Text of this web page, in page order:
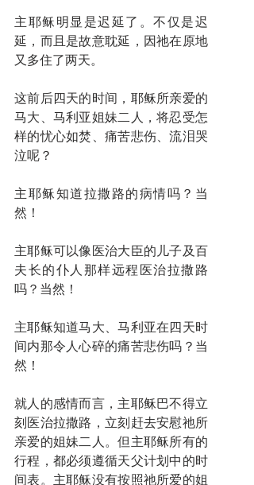
主耶稣明显是迟延了。不仅是迟
延，而且是故意耽延，因祂在原地
又多住了两天。
这前后四天的时间，耶稣所亲爱的
马大、马利亚姐妹二人，将忍受怎
样的忧心如焚、痛苦悲伤、流泪哭
泣呢？
主耶稣知道拉撒路的病情吗？当
然！
主耶稣可以像医治大臣的儿子及百
夫长的仆人那样远程医治拉撒路
吗？当然！
主耶稣知道马大、马利亚在四天时
间内那令人心碎的痛苦悲伤吗？当
然！
就人的感情而言，主耶稣巴不得立
刻医治拉撒路，立刻赶去安慰祂所
亲爱的姐妹二人。但主耶稣所有的
行程，都必须遵循天父计划中的时
间表。主耶稣没有按照祂所爱的姐